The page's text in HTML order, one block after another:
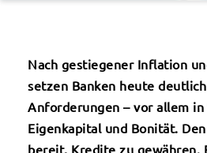
Nach gestiegener Inflation
setzen Banken heute
Anforderungen – vor allem in
Eigenkapital und Bonität.
bereit, Kredite zu gewähren.